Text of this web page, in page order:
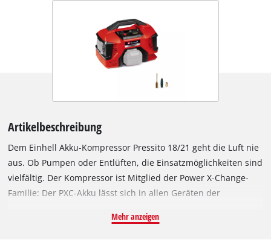
Artikelbeschreibung
Dem Einhell Akku-Kompressor Pressito 18/21 geht die Luft nie
aus. Ob Pumpen oder Entlüften, die Einsatzmöglichkeiten sind
vielfältig. Der Kompressor ist Mitglied der Power X-Change-
Familie: Der PXC-Akku lässt sich in allen Geräten der
eignet sich der Kompressor zum Aufpumpen von Autoreifen,
Mehr anzeigen